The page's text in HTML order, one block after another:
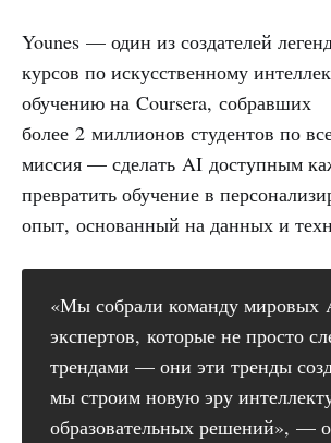
Younes — один из создателей
курсов по искусственному
обучению на Coursera, собравших
более 2 миллионов студентов по
миссия — сделать AI доступным
превратить обучение в
опыт, основанный на данных и
«Мы собрали команду мировых
экспертов, которые не просто
трендами — они эти тренды
мы строим новую эру
образовательных решений», —